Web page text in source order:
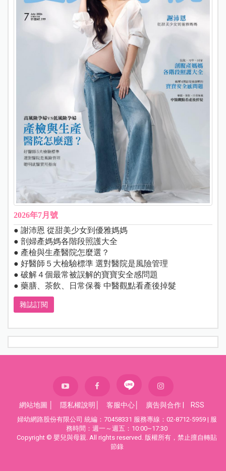
2026年7月號
● 謝沛恩 從甜美少女到優雅媽媽
● 剖婦產媽媽各階段照護大全
● 產檢與生產醫院怎麼選？
● 好醫師５大檢驗標準 選對醫院是風險管理
● 破解４個最常被誤解的寶寶安全感問題
● 藥膳、茶飲、日常保養 中醫觀點看產後掉髮
雜誌訂閱
網站地圖 隱私權說明 客服中心 廣告與合作 RSS
婦幼網路股份有限公司 統編：70458331 服務專線：02-8712-5959 | 服
務時間：週一～週五：10:00~17:30
Copyright © 嬰兒與母親. All rights reserved. 版權所有，禁止擅自轉貼
節錄